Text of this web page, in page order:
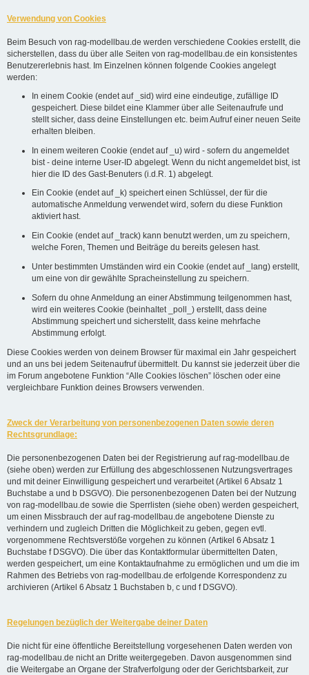
Verwendung von Cookies
Beim Besuch von rag-modellbau.de werden verschiedene Cookies erstellt, die
sicherstellen, dass du über alle Seiten von rag-modellbau.de ein konsistentes
Benutzererlebnis hast. Im Einzelnen können folgende Cookies angelegt
werden:
In einem Cookie (endet auf _sid) wird eine eindeutige, zufällige ID
gespeichert. Diese bildet eine Klammer über alle Seitenaufrufe und
stellt sicher, dass deine Einstellungen etc. beim Aufruf einer neuen Seite
erhalten bleiben.
In einem weiteren Cookie (endet auf _u) wird - sofern du angemeldet
bist - deine interne User-ID abgelegt. Wenn du nicht angemeldet bist, ist
hier die ID des Gast-Benuters (i.d.R. 1) abgelegt.
Ein Cookie (endet auf _k) speichert einen Schlüssel, der für die
automatische Anmeldung verwendet wird, sofern du diese Funktion
aktiviert hast.
Ein Cookie (endet auf _track) kann benutzt werden, um zu speichern,
welche Foren, Themen und Beiträge du bereits gelesen hast.
Unter bestimmten Umständen wird ein Cookie (endet auf _lang) erstellt,
um eine von dir gewählte Spracheinstellung zu speichern.
Sofern du ohne Anmeldung an einer Abstimmung teilgenommen hast,
wird ein weiteres Cookie (beinhaltet _poll_) erstellt, dass deine
Abstimmung speichert und sicherstellt, dass keine mehrfache
Abstimmung erfolgt.
Diese Cookies werden von deinem Browser für maximal ein Jahr gespeichert
und an uns bei jedem Seitenaufruf übermittelt. Du kannst sie jederzeit über die
im Forum angebotene Funktion “Alle Cookies löschen” löschen oder eine
vergleichbare Funktion deines Browsers verwenden.
Zweck der Verarbeitung von personenbezogenen Daten sowie deren
Rechtsgrundlage:
Die personenbezogenen Daten bei der Registrierung auf rag-modellbau.de
(siehe oben) werden zur Erfüllung des abgeschlossenen Nutzungsvertrages
und mit deiner Einwilligung gespeichert und verarbeitet (Artikel 6 Absatz 1
Buchstabe a und b DSGVO). Die personenbezogenen Daten bei der Nutzung
von rag-modellbau.de sowie die Sperrlisten (siehe oben) werden gespeichert,
um einen Missbrauch der auf rag-modellbau.de angebotene Dienste zu
verhindern und zugleich Dritten die Möglichkeit zu geben, gegen evtl.
vorgenommene Rechtsverstöße vorgehen zu können (Artikel 6 Absatz 1
Buchstabe f DSGVO). Die über das Kontaktformular übermittelten Daten,
werden gespeichert, um eine Kontaktaufnahme zu ermöglichen und um die im
Rahmen des Betriebs von rag-modellbau.de erfolgende Korrespondenz zu
archivieren (Artikel 6 Absatz 1 Buchstaben b, c und f DSGVO).
Regelungen bezüglich der Weitergabe deiner Daten
Die nicht für eine öffentliche Bereitstellung vorgesehenen Daten werden von
rag-modellbau.de nicht an Dritte weitergegeben. Davon ausgenommen sind
die Weitergabe an Organe der Strafverfolgung oder der Gerichtsbarkeit, zur